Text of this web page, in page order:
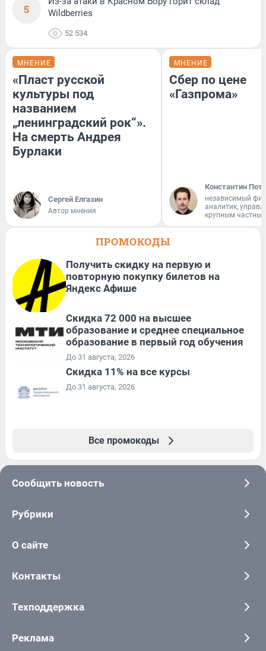
5
Wildberries
52 534
МНЕНИЕ
«Пласт русской
культуры под
названием
„ленинградский рок“».
На смерть Андрея
Бурлаки
Сергей Елгазин
Автор мнения
МНЕНИЕ
Сбер по цене
«Газпрома»
Константин
независимый
аналитик,
крупным
ПРОМОКОДЫ
Получить скидку на первую и
повторную покупку билетов на
Яндекс Афише
Скидка 72 000 на высшее
образование и среднее специальное
образование в первый год обучения
До 31 августа, 2026
Скидка 11% на все курсы
До 31 августа, 2026
Все промокоды
Сообщить новость
Рубрики
О сайте
Контакты
Техподдержка
Реклама